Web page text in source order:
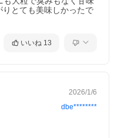
とても美味しかったで
いいね 13
2026/1/6
dbe********